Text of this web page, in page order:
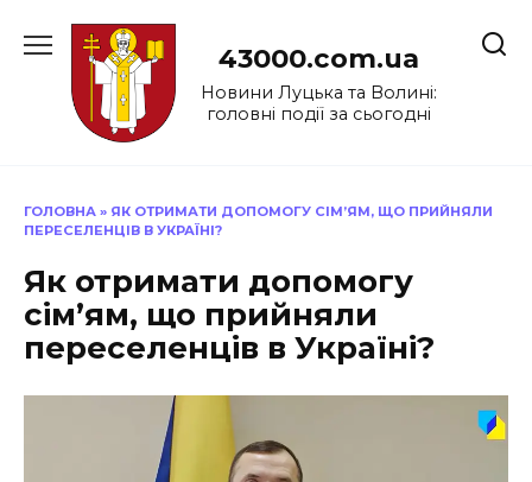
до
43000.com.ua
Новини Луцька та Волині:
головні події за сьогодні
ГОЛОВНА » ЯК ОТРИМАТИ ДОПОМОГУ СІМ’ЯМ, ЩО ПРИЙНЯЛИ
ПЕРЕСЕЛЕНЦІВ В УКРАЇНІ?
Як отримати допомогу
сім’ям, що прийняли
переселенців в Україні?